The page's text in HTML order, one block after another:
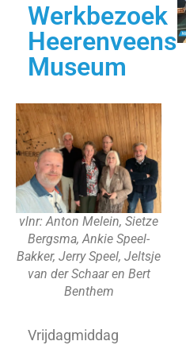
Werkbezoek
Heerenveens
Museum
vlnr: Anton Melein, Sietze
Bergsma, Ankie Speel-
Bakker, Jerry Speel, Jeltsje
van der Schaar en Bert
Benthem
Vrijdagmiddag